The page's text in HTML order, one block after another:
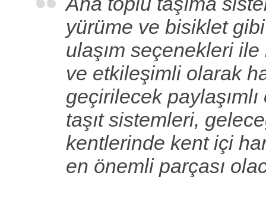
yürüme ve bisiklet
ulaşım seçenekleri
ve etkileşimli olarak
geçirilecek
taşıt sistemleri,
kentlerinde kent içi
en önemli parçası